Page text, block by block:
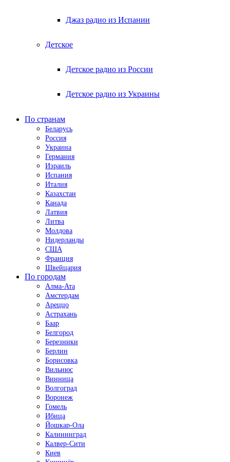
Джаз радио из Испании
Детское
Детское радио из России
Детское радио из Украины
По странам
Беларусь
Россия
Украина
Германия
Израиль
Испания
Италия
Казахстан
Канада
Латвия
Литва
Молдова
Нидерланды
США
Франция
Швейцария
По городам
Алма-Ата
Амстердам
Ареццо
Астрахань
Баар
Белгород
Березники
Берлин
Борисовка
Вильнюс
Винница
Волгоград
Воронеж
Гомель
Ибица
Йошкар-Ола
Калининград
Калвер-Сити
Киев